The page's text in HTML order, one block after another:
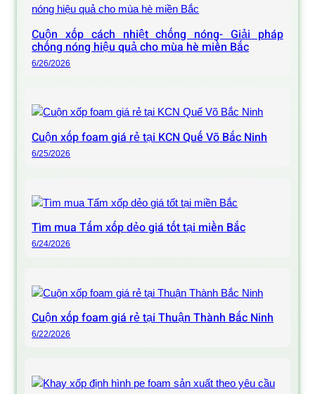
Cuộn xốp cách nhiệt chống nóng- Giải pháp
chống nóng hiệu quả cho mùa hè miền Bắc
6/26/2026
Cuộn xốp foam giá rẻ tại KCN Quế Võ Bắc Ninh
6/25/2026
Tìm mua Tấm xốp dẻo giá tốt tại miền Bắc
6/24/2026
Cuộn xốp foam giá rẻ tại Thuận Thành Bắc Ninh
6/22/2026